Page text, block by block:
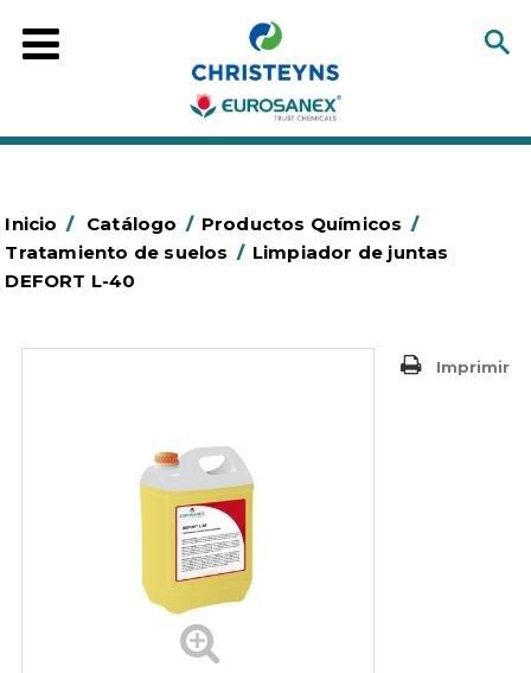
Inicio / Catálogo / Productos Químicos /
Tratamiento de suelos / Limpiador de juntas
DEFORT L-40
Imprimir